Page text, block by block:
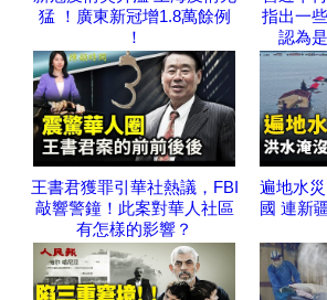
猛 ！廣東新冠增1.8萬餘例
！
指出一
認為
王書君獲罪引華社熱議，FBI
敲響警鐘！此案對華人社區
有怎樣的影響？
遍地水
國 連新